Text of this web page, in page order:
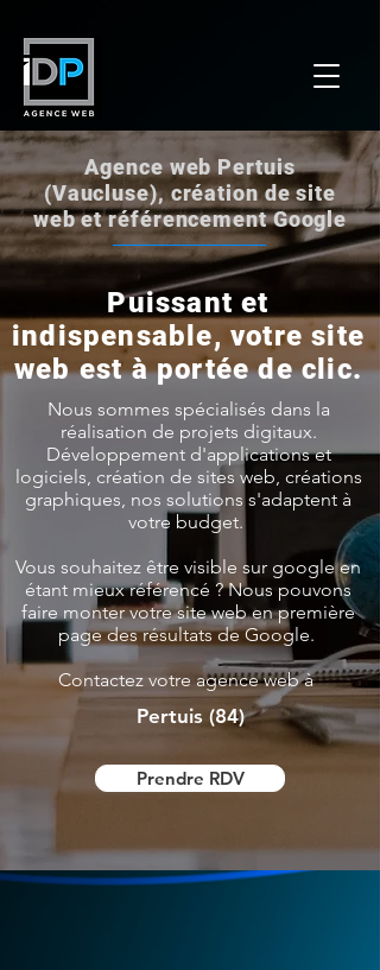
Agence web Pertuis
(Vaucluse), création de site
web et référencement Google
Puissant et
indispensable, votre site
web est à portée de clic.
Nous sommes spécialisés dans la
réalisation de projets digitaux.
Développement d'applications et
logiciels, création de sites web, créations
graphiques, nos solutions s'adaptent à
votre budget.
Vous souhaitez être visible sur google en
étant mieux référencé ? Nous pouvons
faire monter votre site web en première
page des résultats de Google.
Contactez votre agence web à
Pertuis (84)
Prendre RDV